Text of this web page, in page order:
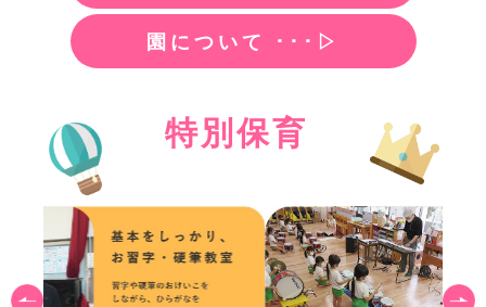
園について ･･･▷
特別保育